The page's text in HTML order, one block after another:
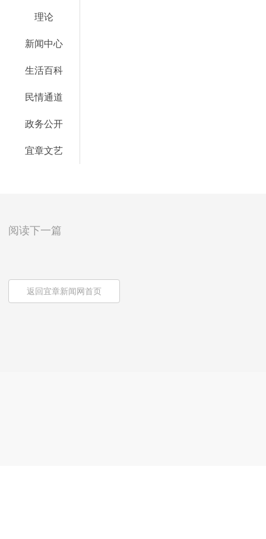
理论
新闻中心
生活百科
民情通道
政务公开
宜章文艺
阅读下一篇
返回宜章新闻网首页